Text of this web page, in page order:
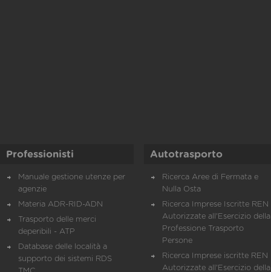
Professionisti
Manuale gestione utenze per
agenzie
Materia ADR-RID-ADN
Trasporto delle merci
deperibili - ATP
Database delle località a
supporto dei sistemi RDS
Autotrasporto
Ricerca Aree di Fermata e
Nulla Osta
Ricerca Imprese Iscritte REN
Autorizzate all'Esercizio della
Professione Trasporto
Persone
Ricerca Imprese iscritte REN
Autorizzate all'Esercizio della